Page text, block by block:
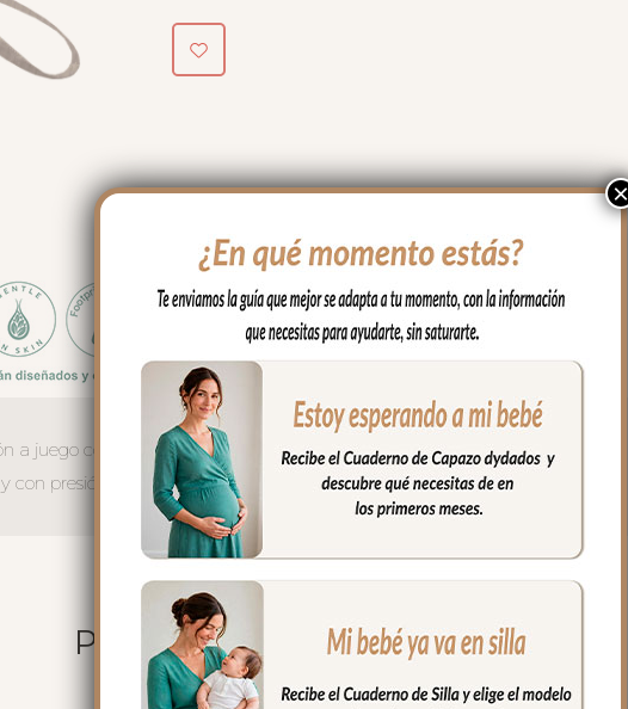
a juego con todo lo que necesitas para tu capazo.
con presión para que quede bien sujeta.
PRODUCTOS RELACIONADOS
×